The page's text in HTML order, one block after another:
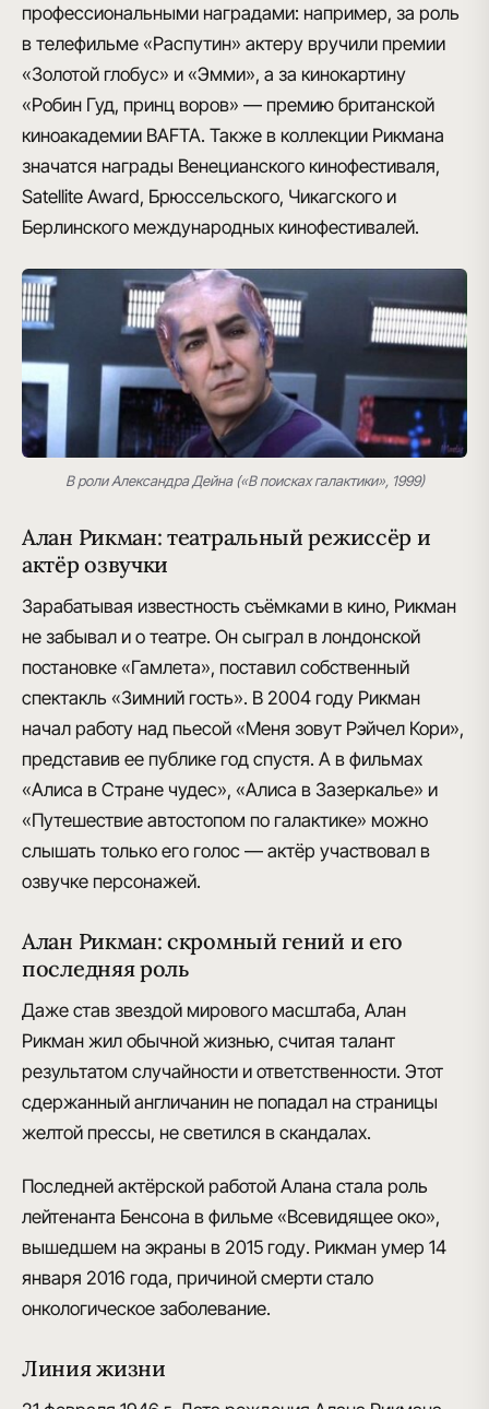
профессиональными наградами: например, за роль
в телефильме «Распутин» актеру вручили премии
«Золотой глобус» и «Эмми», а за кинокартину
«Робин Гуд, принц воров» — премию британской
киноакадемии BAFTA. Также в коллекции Рикмана
значатся награды Венецианского кинофестиваля,
Satellite Award, Брюссельского, Чикагского и
Берлинского международных кинофестивалей.
В роли Александра Дейна («В поисках галактики», 1999)
Алан Рикман: театральный режиссёр и
актёр озвучки
Зарабатывая известность съёмками в кино, Рикман
не забывал и о театре. Он сыграл в лондонской
постановке «Гамлета», поставил собственный
спектакль «Зимний гость». В 2004 году Рикман
начал работу над пьесой «Меня зовут Рэйчел Кори»,
представив ее публике год спустя. А в фильмах
«Алиса в Стране чудес», «Алиса в Зазеркалье» и
«Путешествие автостопом по галактике» можно
слышать только его голос — актёр участвовал в
озвучке персонажей.
Алан Рикман: скромный гений и его
последняя роль
Даже став звездой мирового масштаба, Алан
Рикман жил обычной жизнью, считая талант
результатом случайности и ответственности. Этот
сдержанный англичанин не попадал на страницы
желтой прессы, не светился в скандалах.
Последней актёрской работой Алана стала роль
лейтенанта Бенсона в фильме «Всевидящее око»,
вышедшем на экраны в 2015 году. Рикман умер 14
января 2016 года, причиной смерти стало
онкологическое заболевание.
Линия жизни